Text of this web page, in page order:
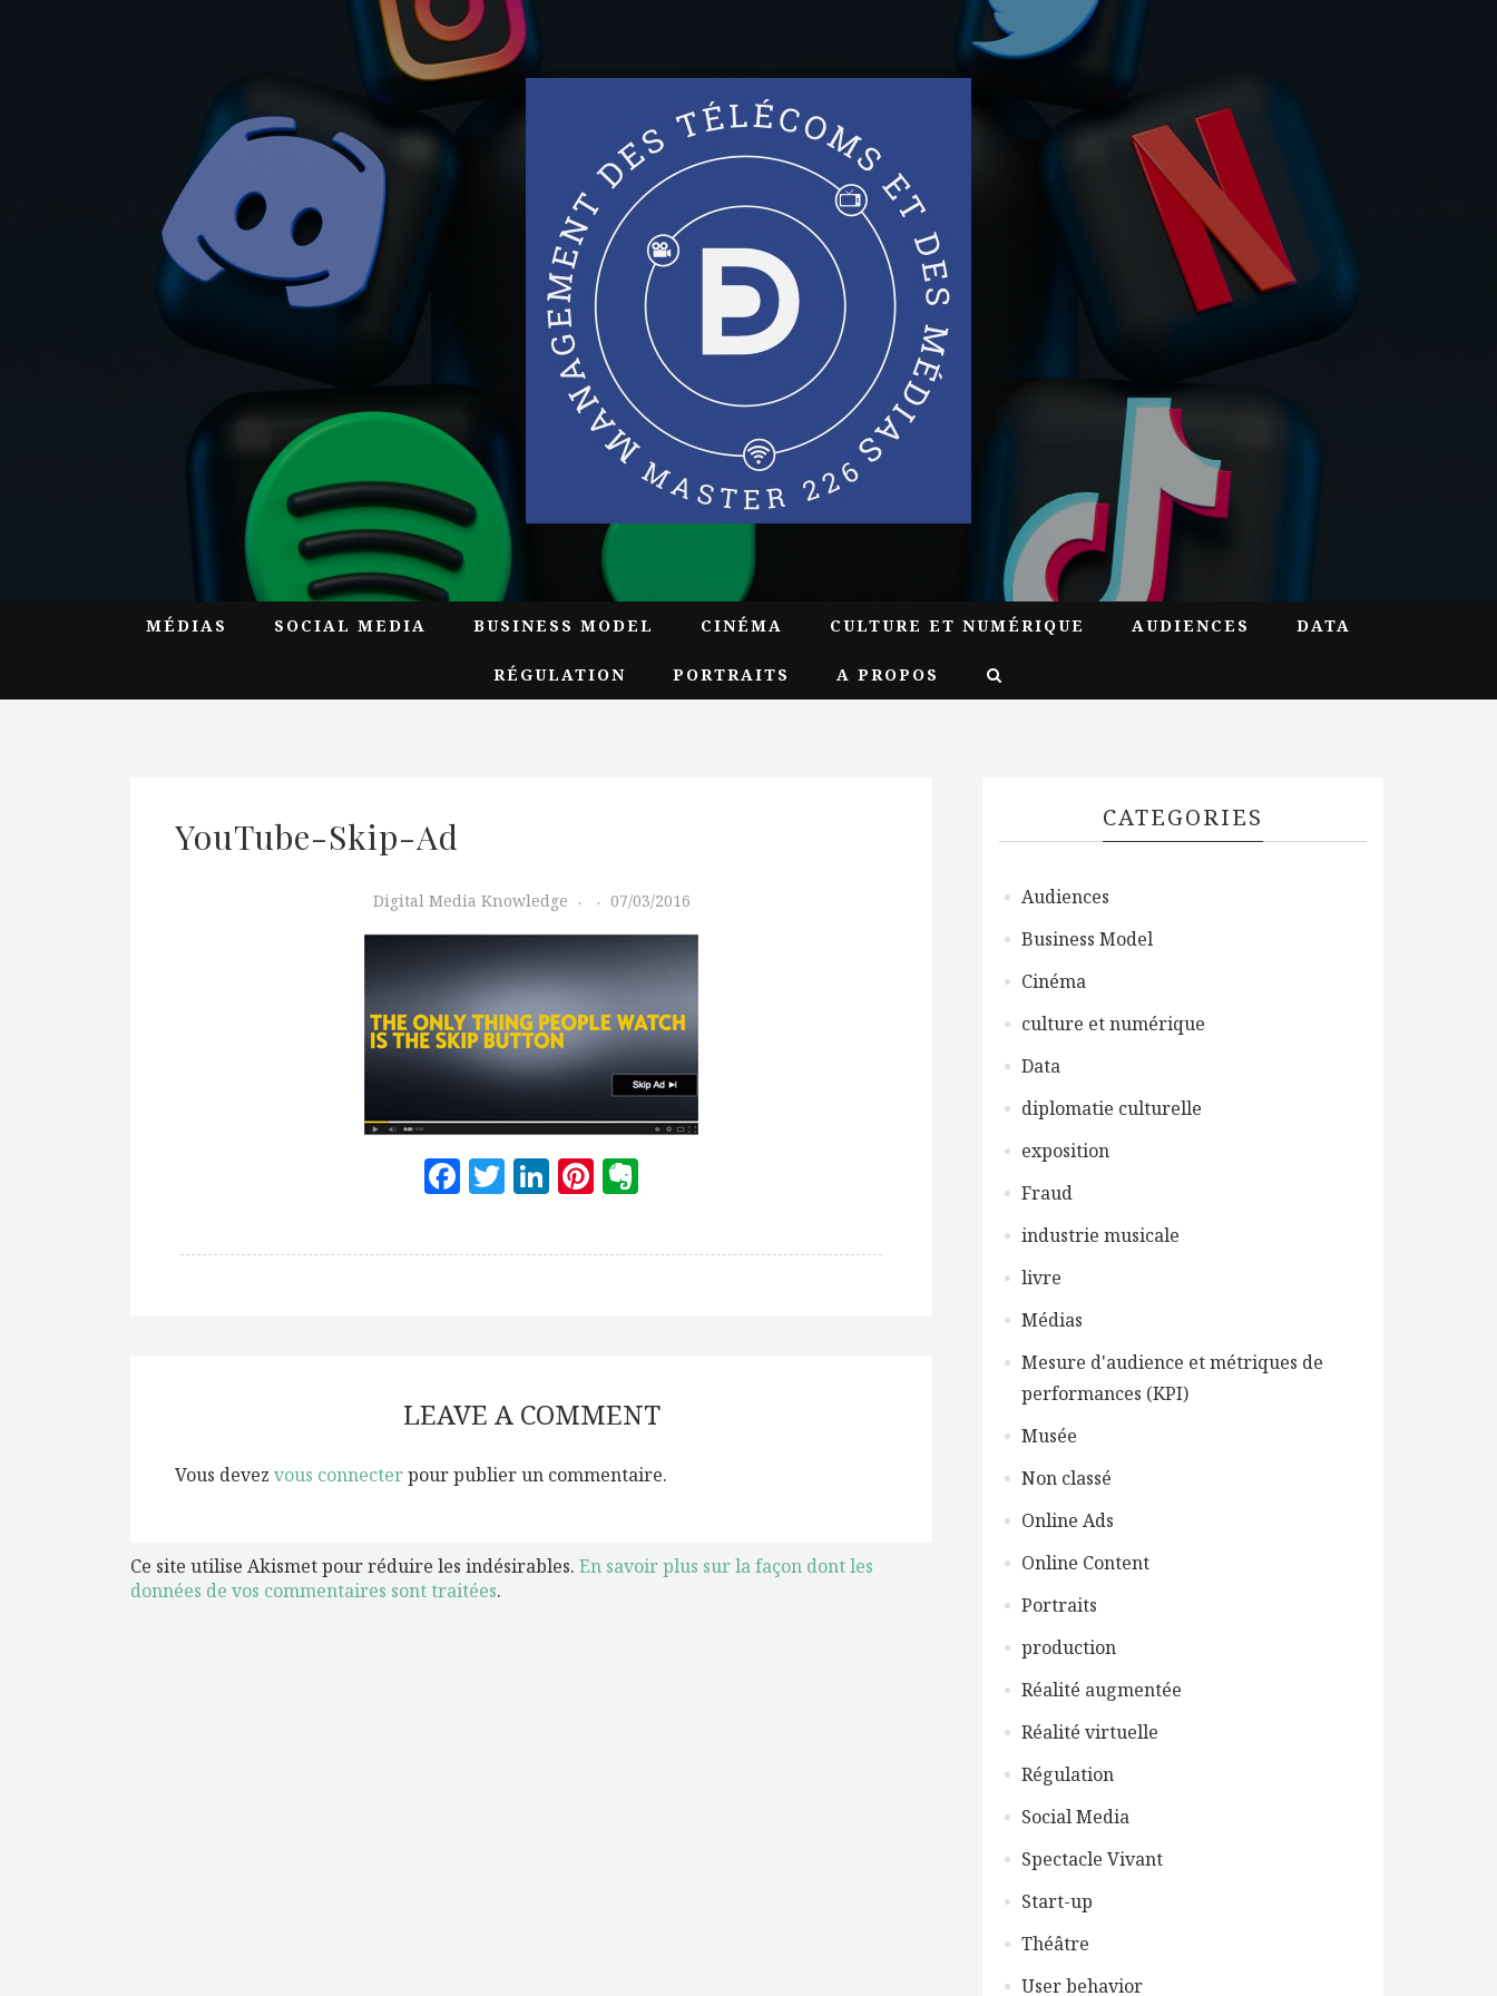
MÉDIAS SOCIAL MEDIA BUSINESS MODEL CINÉMA CULTURE ET NUMÉRIQUE AUDIENCES DATA
RÉGULATION PORTRAITS A PROPOS
YouTube-Skip-Ad
Digital Media Knowledge 07/03/2016
Facebook
Twitter
LinkedIn
Pinterest
LEAVE A COMMENT
Vous devez vous connecterpour publier un commentaire.
Ce site utilise Akismet pour réduire les indésirables. En savoir plus sur la façon dont les
données de vos commentaires sont traitées.
CATEGORIES
Audiences
Business Model
Cinéma
culture et numérique
Data
diplomatie culturelle
exposition
Fraud
industrie musicale
livre
Médias
Mesure d'audience et métriques de
performances (KPI)
Musée
Non classé
Online Ads
Online Content
Portraits
production
Réalité augmentée
Réalité virtuelle
Régulation
Social Media
Spectacle Vivant
Start-up
Théâtre
User behavior